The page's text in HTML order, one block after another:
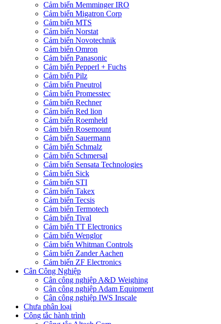
Cảm biến Memminger IRO
Cảm biến Migatron Corp
Cảm biến MTS
Cảm biến Norstat
Cảm biến Novotechnik
Cảm biến Omron
Cảm biến Panasonic
Cảm biến Pepperl + Fuchs
Cảm biến Pilz
Cảm biến Pneutrol
Cảm biến Promesstec
Cảm biến Rechner
Cảm biến Red lion
Cảm biến Roemheld
Cảm biến Rosemount
Cảm biến Sauermann
Cảm biến Schmalz
Cảm biến Schmersal
Cảm biến Sensata Technologies
Cảm biến Sick
Cảm biến STI
Cảm biến Takex
Cảm biến Tecsis
Cảm biến Termotech
Cảm biến Tival
Cảm biến TT Electronics
Cảm biến Wenglor
Cảm biến Whitman Controls
Cảm biến Zander Aachen
Cảm biến ZF Electronics
Cân Công Nghiệp
Cân công nghiệp A&D Weighing
Cân công nghiệp Adam Equipment
Cân công nghiệp IWS Inscale
Chưa phân loại
Công tắc hành trình